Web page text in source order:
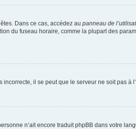
Dans ce cas, accédez au panneau de
du fuseau horaire, comme la plupart des
il se peut que le serveur ne soit pas à
n’ait encore traduit phpBB dans votre